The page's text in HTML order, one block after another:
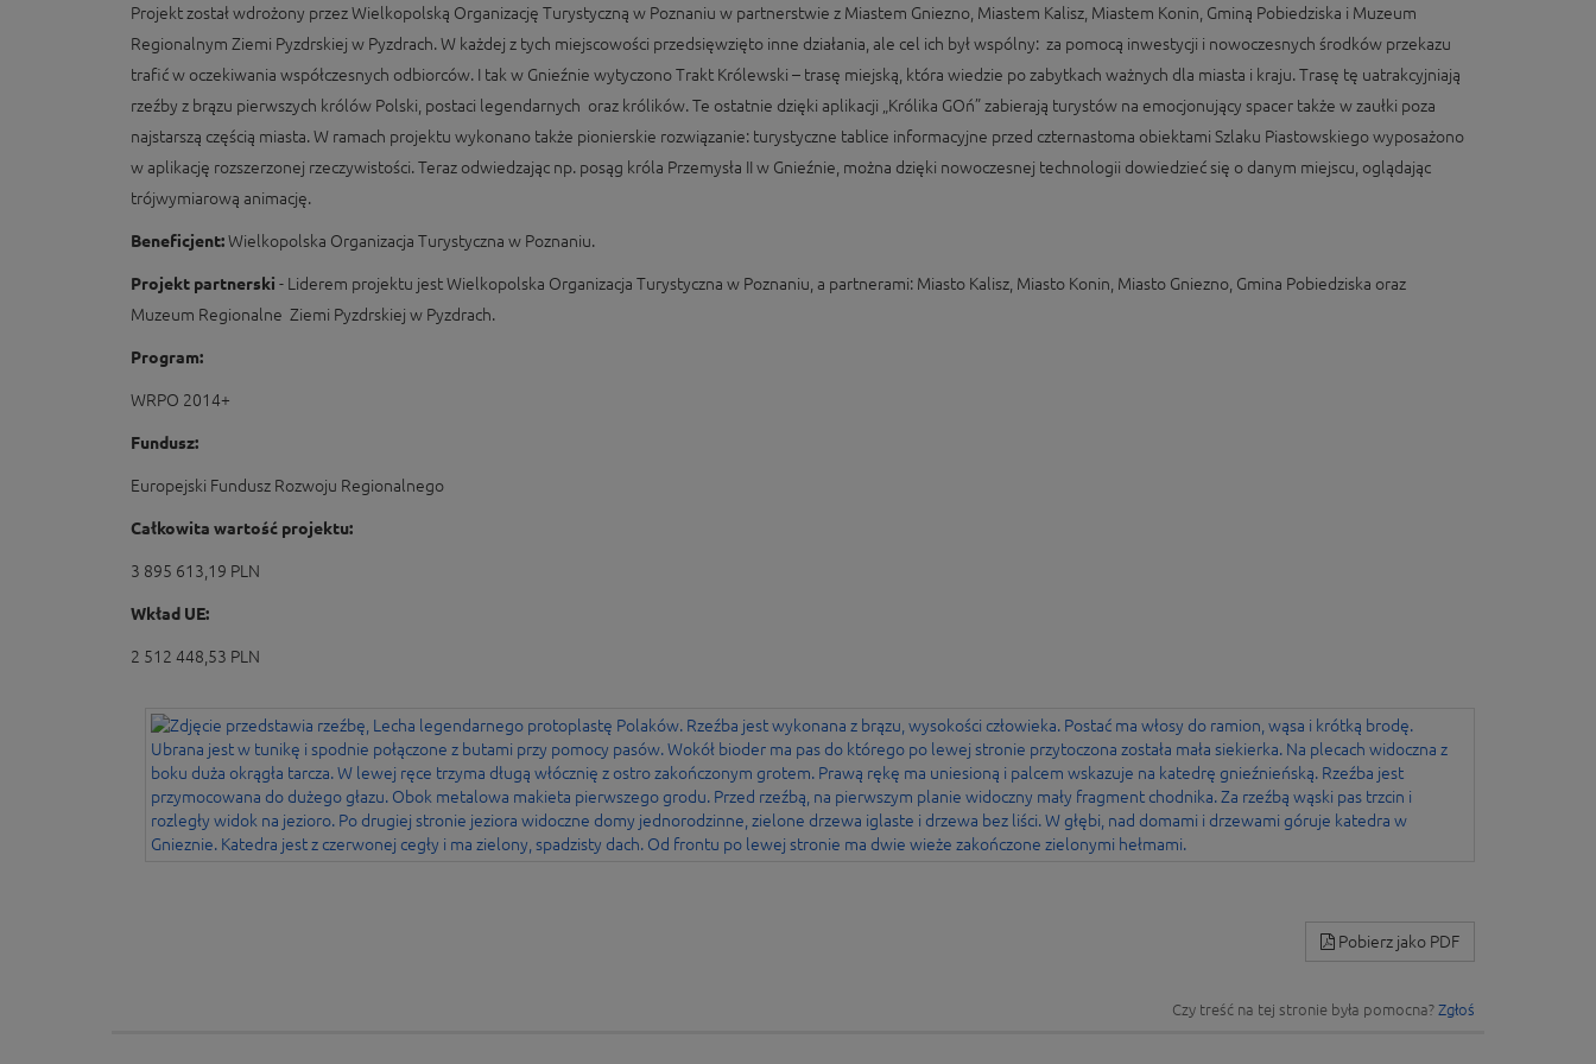
Projekt został wdrożony przez Wielkopolską Organizację Turystyczną w Poznaniu w partnerstwie z Miastem Gniezno, Miastem Kalisz, Miastem Konin, Gminą Pobiedziska i Muzeum
Regionalnym Ziemi Pyzdrskiej w Pyzdrach. W każdej z tych miejscowości przedsięwzięto inne działania, ale cel ich był wspólny: za pomocą inwestycji i nowoczesnych środków przekazu
trafić w oczekiwania współczesnych odbiorców. I tak w Gnieźnie wytyczono Trakt Królewski – trasę miejską, która wiedzie po zabytkach ważnych dla miasta i kraju. Trasę tę uatrakcyjniają
rzeźby z brązu pierwszych królów Polski, postaci legendarnych oraz królików. Te ostatnie dzięki aplikacji „Królika GOń” zabierają turystów na emocjonujący spacer także w zaułki poza
najstarszą częścią miasta. W ramach projektu wykonano także pionierskie rozwiązanie: turystyczne tablice informacyjne przed czternastoma obiektami Szlaku Piastowskiego wyposażono
w aplikację rozszerzonej rzeczywistości. Teraz odwiedzając np. posąg króla Przemysła II w Gnieźnie, można dzięki nowoczesnej technologii dowiedzieć się o danym miejscu, oglądając
trójwymiarową animację.
Beneficjent:Wielkopolska Organizacja Turystyczna w Poznaniu.
Projekt partnerski - Liderem projektu jest Wielkopolska Organizacja Turystyczna w Poznaniu, a partnerami: Miasto Kalisz, Miasto Konin, Miasto Gniezno, Gmina Pobiedziska oraz
Muzeum Regionalne Ziemi Pyzdrskiej w Pyzdrach.
Program:
WRPO 2014+
Fundusz:
Europejski Fundusz Rozwoju Regionalnego
Całkowita wartość projektu:
3 895 613,19 PLN
Wkład UE:
2 512 448,53 PLN
Pobierz jako PDF
Czy treść na tej stronie była pomocna? Zgłoś